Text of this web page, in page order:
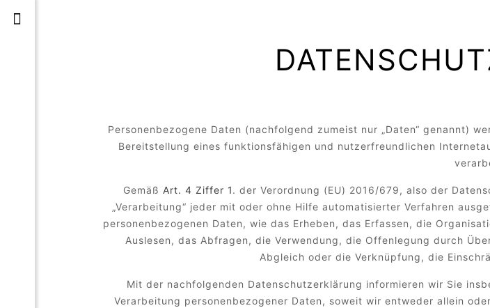
Personenbezogene Daten (nachfolgend zumeist nur „Daten“ genannt)
Bereitstellung eines funktionsfähigen und nutzerfreundlichen
Gemäß Art. 4 Ziffer 1. der Verordnung (EU) 2016/679, also der
„Verarbeitung“ jeder mit oder ohne Hilfe automatisierter Verfahren
personenbezogenen Daten, wie das Erheben, das Erfassen, die
Auslesen, das Abfragen, die Verwendung, die Offenlegung durch
Abgleich oder die Verknüpfung, die
Mit der nachfolgenden Datenschutzerklärung informieren wir Sie
Verarbeitung personenbezogener Daten, soweit wir entweder allein